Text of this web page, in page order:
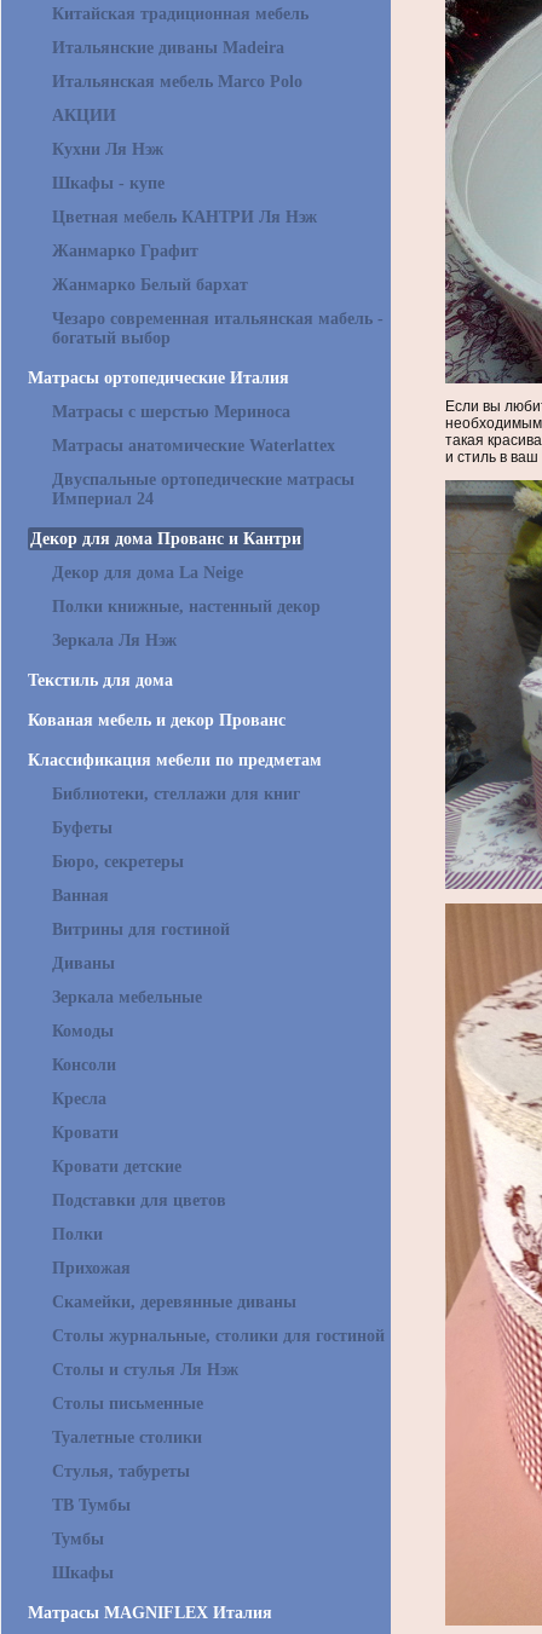
Китайская традиционная мебель
Итальянские диваны Madeira
Итальянская мебель Marco Polo
АКЦИИ
Кухни Ля Нэж
Шкафы - купе
Цветная мебель КАНТРИ Ля Нэж
Жанмарко Графит
Жанмарко Белый бархат
Чезаро современная итальянская мабель -
богатый выбор
Матрасы ортопедические Италия
Матрасы с шерстью Мериноса
Матрасы анатомические Waterlattex
Двуспальные ортопедические матрасы
Империал 24
Декор для дома Прованс и Кантри
Декор для дома La Neige
Полки книжные, настенный декор
Зеркала Ля Нэж
Текстиль для дома
Кованая мебель и декор Прованс
Классификация мебели по предметам
Библиотеки, стеллажи для книг
Буфеты
Бюро, секретеры
Ванная
Витрины для гостиной
Диваны
Зеркала мебельные
Комоды
Консоли
Кресла
Кровати
Кровати детские
Подставки для цветов
Полки
Прихожая
Скамейки, деревянные диваны
Столы журнальные, столики для гостиной
Столы и стулья Ля Нэж
Столы письменные
Туалетные столики
Стулья, табуреты
ТВ Тумбы
Тумбы
Шкафы
Матрасы MAGNIFLEX Италия
Если вы
необходимым
такая
и стиль в